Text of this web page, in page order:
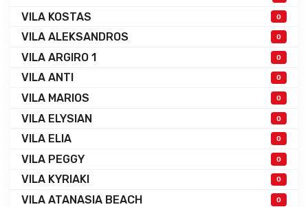
VILA KOSTAS 0
VILA ALEKSANDROS 0
VILA ARGIRO 1 0
VILA ANTI 0
VILA MARIOS 0
VILA ELYSIAN 0
VILA ELIA 0
VILA PEGGY 0
VILA KYRIAKI 0
VILA ATANASIA BEACH 0